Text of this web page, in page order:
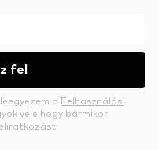
fel
a Felhasználási
vele hogy bármikor